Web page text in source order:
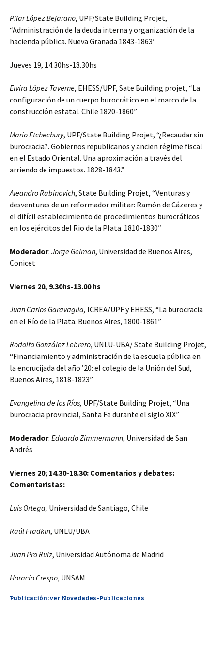
Pilar López Bejarano, UPF/State Building Projet,
“Administración de la deuda interna y organización de la
hacienda pública. Nueva Granada 1843-1863″
Jueves 19, 14.30hs-18.30hs
Elvira López Taverne, EHESS/UPF, Sate Building projet, “La
configuración de un cuerpo burocrático en el marco de la
construcción estatal. Chile 1820-1860”
Mario Etchechury, UPF/State Building Projet, “¿Recaudar sin
burocracia?. Gobiernos republicanos y ancien régime fiscal
en el Estado Oriental. Una aproximación a través del
arriendo de impuestos. 1828-1843.”
Aleandro Rabinovich, State Building Projet, “Venturas y
desventuras de un reformador militar: Ramón de Cázeres y
el difícil establecimiento de procedimientos burocráticos
en los ejércitos del Rio de la Plata. 1810-1830″
Moderador: Jorge Gelman, Universidad de Buenos Aires,
Conicet
Viernes 20, 9.30hs-13.00 hs
Juan Carlos Garavaglia, ICREA/UPF y EHESS, “La burocracia
en el Río de la Plata. Buenos Aires, 1800-1861”
Rodolfo González Lebrero, UNLU-UBA/ State Building Projet,
“Financiamiento y administración de la escuela pública en
la encrucijada del año ’20: el colegio de la Unión del Sud,
Buenos Aires, 1818-1823”
Evangelina de los Ríos, UPF/State Building Projet, “Una
burocracia provincial, Santa Fe durante el siglo XIX”
Moderador: Eduardo Zimmermann, Universidad de San
Andrés
Viernes 20; 14.30-18.30: Comentarios y debates:
Comentaristas:
Luís Ortega, Universidad de Santiago, Chile
Raúl Fradkin, UNLU/UBA
Juan Pro Ruiz, Universidad Autónoma de Madrid
Horacio Crespo, UNSAM
Publicación: ver Novedades-Publicaciones